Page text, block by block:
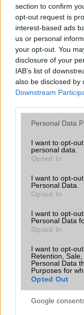
section to confirm
opt-out request is
interest-based ads
us or personal
your opt-out. You
disclosure of your
IAB’s list of
also be disclosed by
Downstream
Please note that
not limited to your
grant or deny
use your data for
consent section.
Personal Data
I want to opt-
personal data.
Opted In
I want to opt-
Personal Data.
Opted In
I want to opt-
Personal Data
Opted In
I want to opt-
Retention,
Personal Data
Purposes for
Opted Out
Google
rántja
A szeptemberi
mellett a régóta
bemutatkozhat,
találgatások
Az
meg
Sok felhasználó
Android már évek
amelyek maguktól
sokan
Az Edge Panel az
jelentősen
miközben a Pixel